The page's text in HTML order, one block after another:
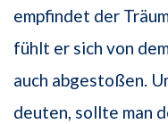
empfindet der
fühlt er sich von
auch abgestoßen.
deuten, sollte man